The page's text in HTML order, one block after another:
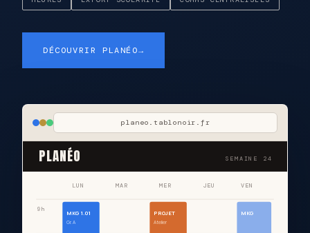
DÉCOUVRIR PLANÉO→
planeo.tablonoir.fr
PLANÉO SEMAINE 24
LUN MAR MER JEU VEN
9h
MKG 1.01
Gr. A
PROJET
Atelier
MKG